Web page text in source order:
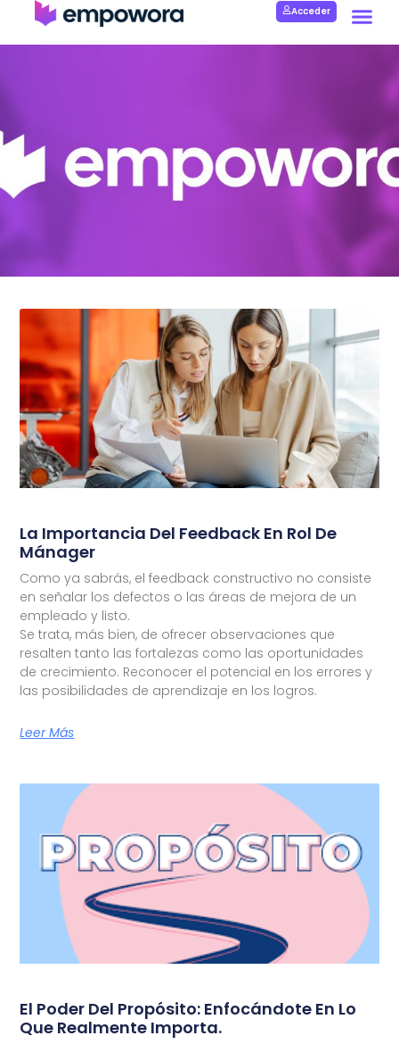
Acceder
La Importancia Del Feedback En Rol De
Mánager
Como ya sabrás, el feedback constructivo no consiste
en señalar los defectos o las áreas de mejora de un
empleado y listo.
Se trata, más bien, de ofrecer observaciones que
resalten tanto las fortalezas como las oportunidades
de crecimiento. Reconocer el potencial en los errores y
las posibilidades de aprendizaje en los logros.
Leer Más
El Poder Del Propósito: Enfocándote En Lo
Que Realmente Importa.